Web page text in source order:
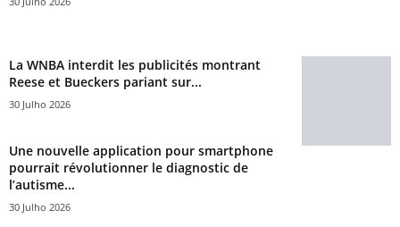
La WNBA interdit les publicités montrant
Reese et Bueckers pariant sur...
30 Julho 2026
Une nouvelle application pour smartphone
pourrait révolutionner le diagnostic de
l’autisme...
30 Julho 2026